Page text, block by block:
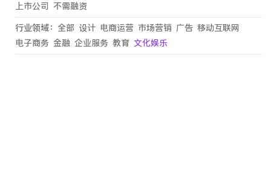
上市公司 不需融资
行业领域： 全部 设计 电商运营 市场营销 广告 移动互联网
电子商务 金融 企业服务 教育 文化娱乐